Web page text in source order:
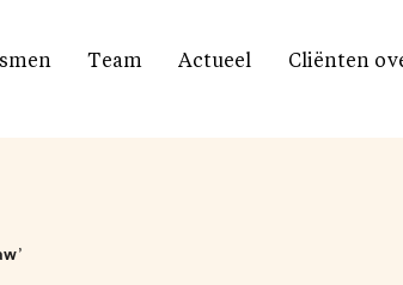
Team Actueel Cliënten